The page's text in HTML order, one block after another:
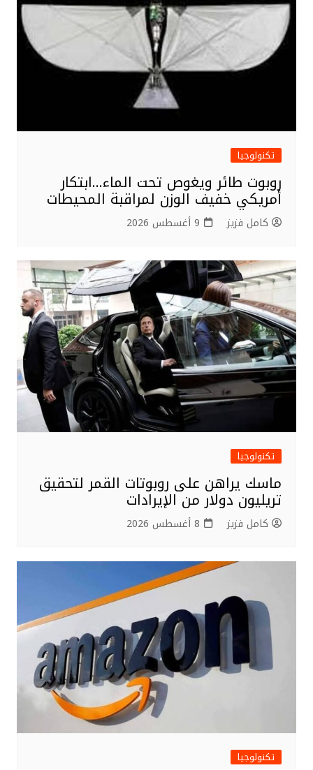
تكنولوجيا
روبوت طائر ويغوص تحت الماء…ابتكار
أمريكي خفيف الوزن لمراقبة المحيطات
كامل فزيز 9 أغسطس 2026
تكنولوجيا
ماسك يراهن على روبوتات القمر لتحقيق
تريليون دولار من الإيرادات
كامل فزيز 8 أغسطس 2026
تكنولوجيا